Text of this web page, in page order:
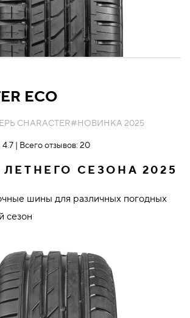
ECO
CHARACTER#НОВИНКА 2025
4.7 | Всего отзывов: 20
СЕЗОНА 2025
шины для различных погодных
сезон